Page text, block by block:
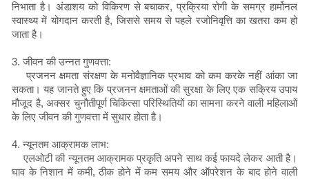
निभाता है। अंडाशय को विकिरण से बचाकर, प्रक्रिया रोगी के समग्र हार्मोनल
स्वास्थ्य में योगदान करती है, जिससे समय से पहले रजोनिवृत्ति का खतरा कम हो
जाता है।
3. जीवन की उन्नत गुणवत्ता:
प्रजनन क्षमता संरक्षण के मनोवैज्ञानिक प्रभाव को कम करके नहीं आंका जा
सकता। यह जानते हुए कि प्रजनन क्षमताओं की सुरक्षा के लिए एक सक्रिय उपाय
मौजूद है, अक्सर चुनौतीपूर्ण चिकित्सा परिस्थितियों का सामना करने वाली महिलाओं
के लिए जीवन की गुणवत्ता में सुधार होता है।
4. न्यूनतम आक्रामक लाभ:
एलओटी की न्यूनतम आक्रामक प्रकृति अपने साथ कई फायदे लेकर आती है।
घाव के निशान में कमी, ठीक होने में कम समय और ऑपरेशन के बाद होने वाली